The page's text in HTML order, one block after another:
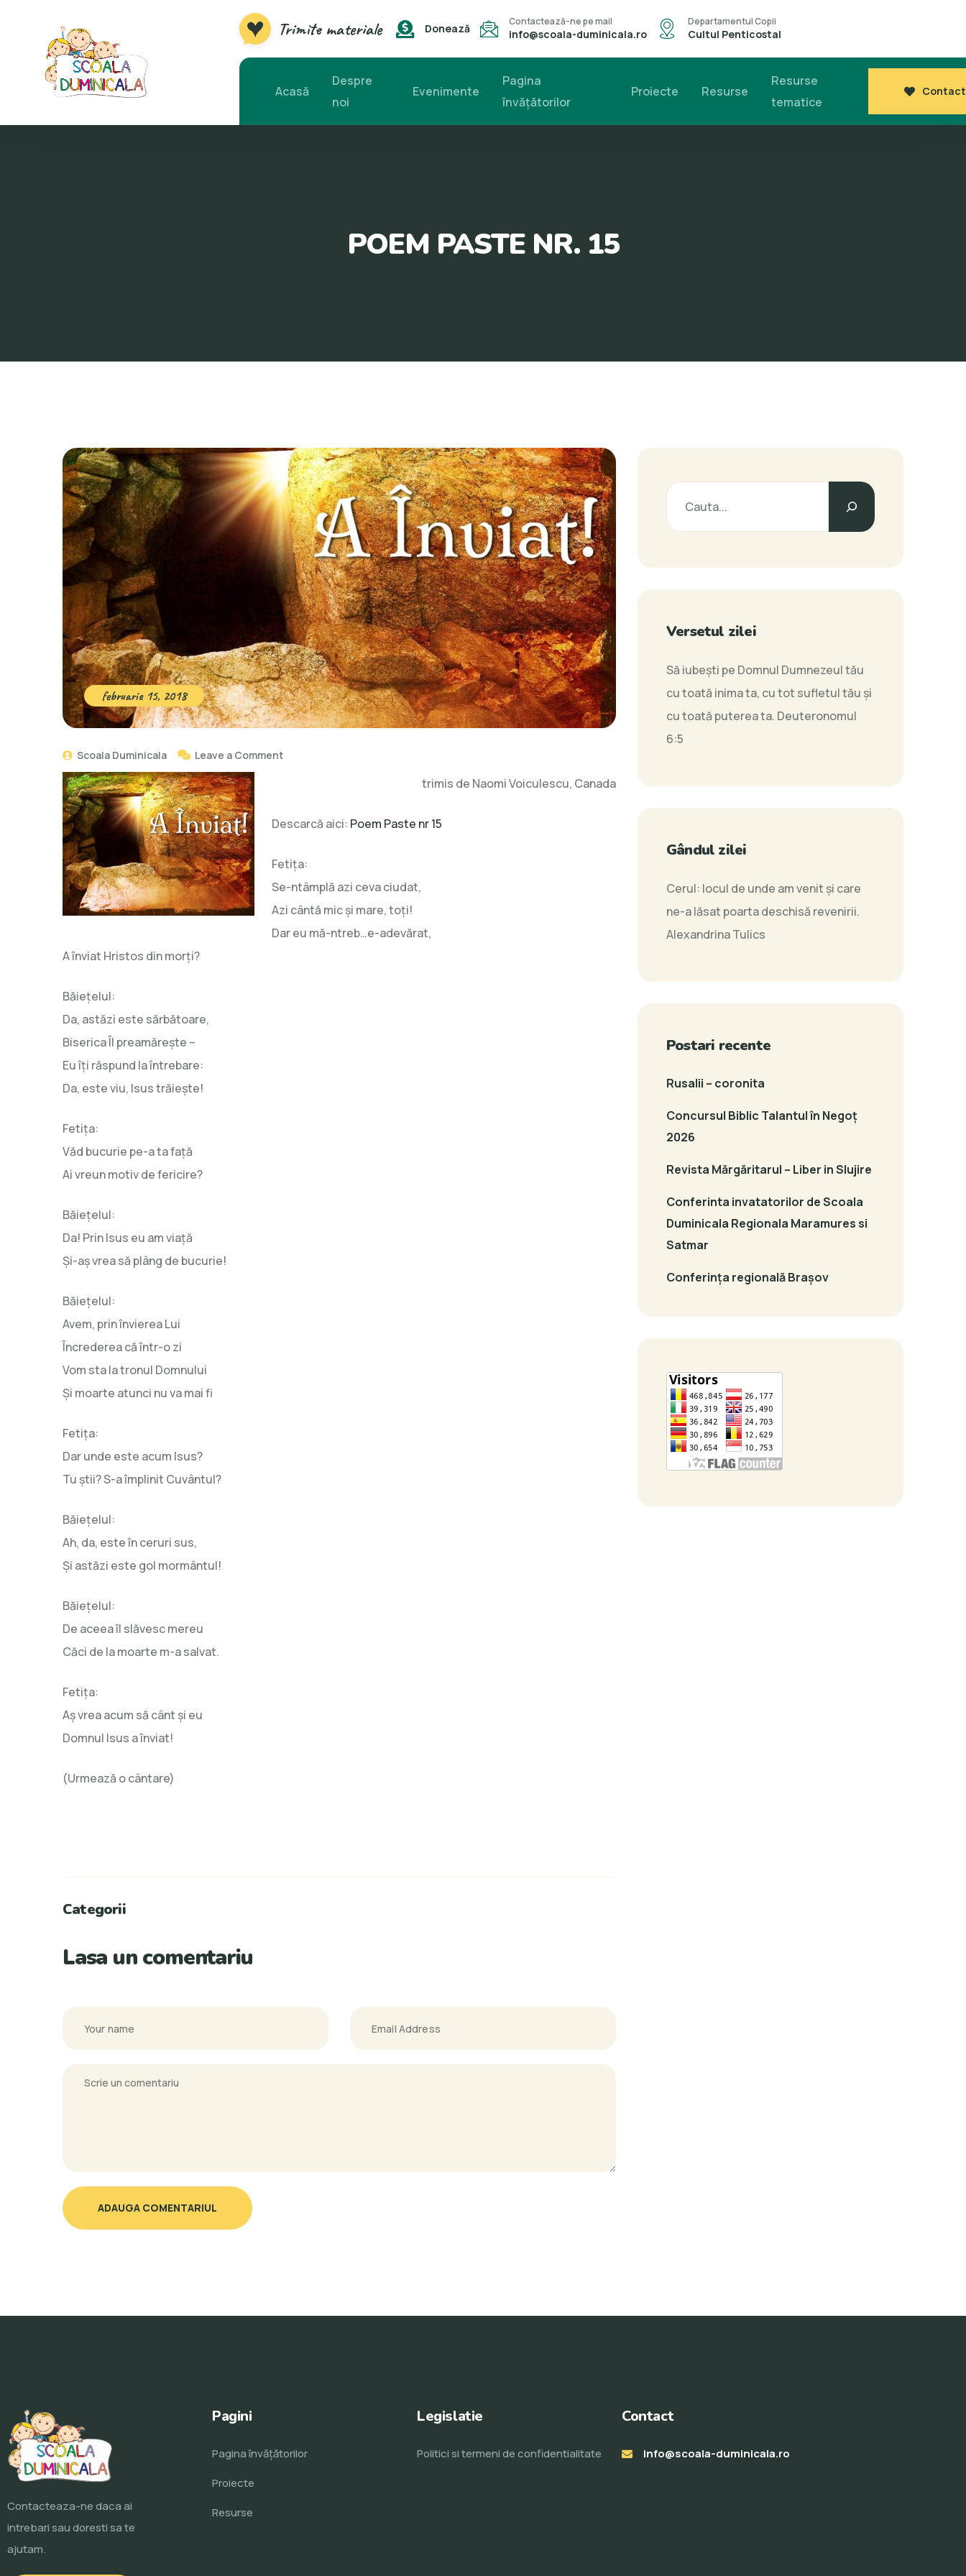
Trimite materiale Donează
Contactează-ne pe mail
info@scoala-duminicala.ro
Departamentul Copii
Cultul Penticostal
Acasă
Despre
noi
Evenimente
Pagina
învăţătorilor
Proiecte Resurse
Resurse
tematice
Contact
POEM PASTE NR. 15
februarie 15, 2018
Scoala Duminicala Leave a Comment
trimis de Naomi Voiculescu, Canada
Descarcă aici: Poem Paste nr 15
Fetiţa:
Se-ntâmplă azi ceva ciudat,
Azi cântă mic şi mare, toţi!
Dar eu mă-ntreb…e-adevărat,
A înviat Hristos din morţi?
Băieţelul:
Da, astăzi este sărbătoare,
Biserica Îl preamăreşte –
Eu îţi răspund la întrebare:
Da, este viu, Isus trăieşte!
Fetiţa:
Văd bucurie pe-a ta faţă
Ai vreun motiv de fericire?
Băieţelul:
Da! Prin Isus eu am viaţă
Şi-aş vrea să plâng de bucurie!
Băieţelul:
Avem, prin învierea Lui
Încrederea că într-o zi
Vom sta la tronul Domnului
Şi moarte atunci nu va mai fi
Fetiţa:
Dar unde este acum Isus?
Tu ştii? S-a împlinit Cuvântul?
Băieţelul:
Ah, da, este în ceruri sus,
Şi astăzi este gol mormântul!
Băieţelul:
De aceea îl slăvesc mereu
Căci de la moarte m-a salvat.
Fetiţa:
Aş vrea acum să cânt şi eu
Domnul Isus a înviat!
(Urmează o cântare)
Categorii
Lasa un comentariu
ADAUGA COMENTARIUL
Versetul zilei
Să iubeşti pe Domnul Dumnezeul tău
cu toată inima ta, cu tot sufletul tău şi
cu toată puterea ta. Deuteronomul
6:5
Gândul zilei
Cerul: locul de unde am venit și care
ne-a lăsat poarta deschisă revenirii.
Alexandrina Tulics
Postari recente
Rusalii – coronita
Concursul Biblic Talantul în Negoț
2026
Revista Mărgăritarul – Liber in Slujire
Conferinta invatatorilor de Scoala
Duminicala Regionala Maramures si
Satmar
Conferința regională Brașov
Contacteaza-ne daca ai
intrebari sau doresti sa te
ajutam.
Pagini
Pagina învăţătorilor
Proiecte
Resurse
Legislatie
Politici si termeni de confidentialitate
Contact
info@scoala-duminicala.ro